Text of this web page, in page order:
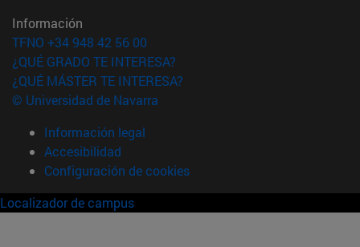
Información
TFNO +34 948 42 56 00
¿QUÉ GRADO TE INTERESA?
¿QUÉ MÁSTER TE INTERESA?
© Universidad de Navarra
Información legal
Accesibilidad
Configuración de cookies
Localizador de campus